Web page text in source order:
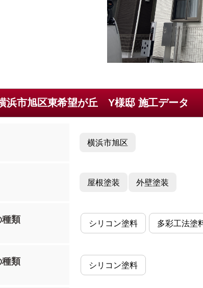
浜市旭区東希望が丘 Y様邸 施工データ
横浜市旭区
屋根塗装 外壁塗装
類 シリコン塗料 多彩工法塗
類 シリコン塗料